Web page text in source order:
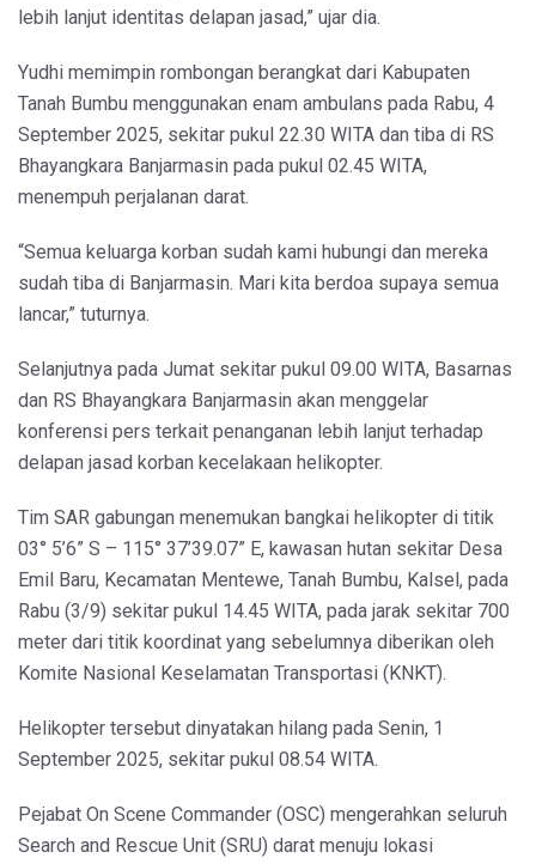
lebih lanjut identitas delapan jasad,” ujar dia.
Yudhi memimpin rombongan berangkat dari Kabupaten
Tanah Bumbu menggunakan enam ambulans pada Rabu, 4
September 2025, sekitar pukul 22.30 WITA dan tiba di RS
Bhayangkara Banjarmasin pada pukul 02.45 WITA,
menempuh perjalanan darat.
“Semua keluarga korban sudah kami hubungi dan mereka
sudah tiba di Banjarmasin. Mari kita berdoa supaya semua
lancar,” tuturnya.
Selanjutnya pada Jumat sekitar pukul 09.00 WITA, Basarnas
dan RS Bhayangkara Banjarmasin akan menggelar
konferensi pers terkait penanganan lebih lanjut terhadap
delapan jasad korban kecelakaan helikopter.
Tim SAR gabungan menemukan bangkai helikopter di titik
03° 5’6” S – 115° 37’39.07” E, kawasan hutan sekitar Desa
Emil Baru, Kecamatan Mentewe, Tanah Bumbu, Kalsel, pada
Rabu (3/9) sekitar pukul 14.45 WITA, pada jarak sekitar 700
meter dari titik koordinat yang sebelumnya diberikan oleh
Komite Nasional Keselamatan Transportasi (KNKT).
Helikopter tersebut dinyatakan hilang pada Senin, 1
September 2025, sekitar pukul 08.54 WITA.
Pejabat On Scene Commander (OSC) mengerahkan seluruh
Search and Rescue Unit (SRU) darat menuju lokasi